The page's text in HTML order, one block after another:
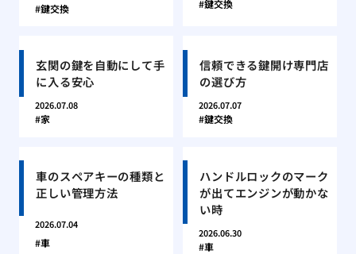
鍵交換 鍵交換
玄関の鍵を自動にして手
に入る安心
2026.07.08
家
信頼できる鍵開け専門店
の選び方
2026.07.07
鍵交換
車のスペアキーの種類と
正しい管理方法
2026.07.04
車
ハンドルロックのマーク
が出てエンジンが動かな
い時
2026.06.30
車